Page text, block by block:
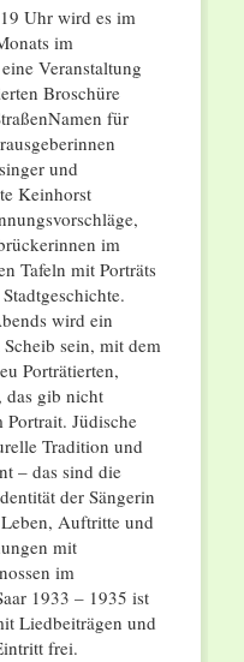
Uhr wird es im
im
Veranstaltung
Broschüre
für
und
Keinhorst
im
Tafeln mit Porträts
wird ein
sein, mit dem
Porträtierten,
das gib nicht
Portrait. Jüdische
Tradition und
– das sind die
der Sängerin
Auftritte und
mit
im
1933 – 1935 ist
Liedbeiträgen und
frei.